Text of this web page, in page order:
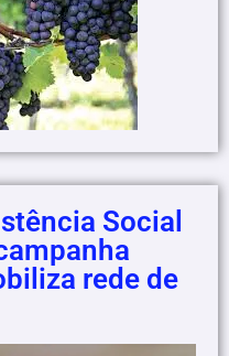
Social
rede de